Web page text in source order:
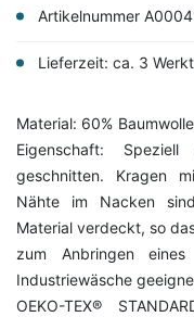
Artikelnummer
Lieferzeit: ca. 3
Material: 60%
Eigenschaft:
geschnitten. Kragen
Nähte im Nacken
Material verdeckt, so
zum Anbringen
Industriewäsche
OEKO-TEX®